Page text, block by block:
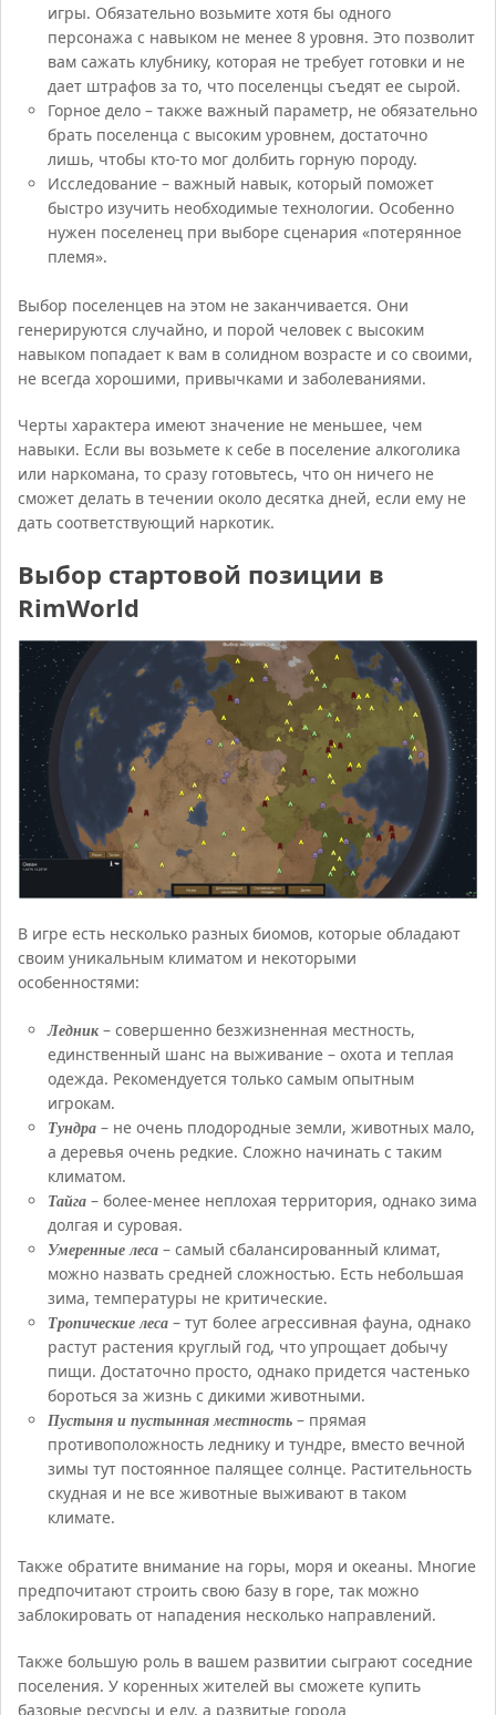
игры. Обязательно возьмите хотя бы одного
персонажа с навыком не менее 8 уровня. Это позволит
вам сажать клубнику, которая не требует готовки и не
дает штрафов за то, что поселенцы съедят ее сырой.
Горное дело – также важный параметр, не обязательно
брать поселенца с высоким уровнем, достаточно
лишь, чтобы кто-то мог долбить горную породу.
Исследование – важный навык, который поможет
быстро изучить необходимые технологии. Особенно
нужен поселенец при выборе сценария «потерянное
племя».
Выбор поселенцев на этом не заканчивается. Они
генерируются случайно, и порой человек с высоким
навыком попадает к вам в солидном возрасте и со своими,
не всегда хорошими, привычками и заболеваниями.
Черты характера имеют значение не меньшее, чем
навыки. Если вы возьмете к себе в поселение алкоголика
или наркомана, то сразу готовьтесь, что он ничего не
сможет делать в течении около десятка дней, если ему не
дать соответствующий наркотик.
Выбор стартовой позиции в
RimWorld
В игре есть несколько разных биомов, которые обладают
своим уникальным климатом и некоторыми
особенностями:
Ледник– совершенно безжизненная местность,
единственный шанс на выживание – охота и теплая
одежда. Рекомендуется только самым опытным
игрокам.
Тундра– не очень плодородные земли, животных мало,
а деревья очень редкие. Сложно начинать с таким
климатом.
Тайга– более-менее неплохая территория, однако зима
долгая и суровая.
Умеренные леса– самый сбалансированный климат,
можно назвать средней сложностью. Есть небольшая
зима, температуры не критические.
Тропические леса– тут более агрессивная фауна, однако
растут растения круглый год, что упрощает добычу
пищи. Достаточно просто, однако придется частенько
бороться за жизнь с дикими животными.
Пустыня и пустынная местность– прямая
противоположность леднику и тундре, вместо вечной
зимы тут постоянное палящее солнце. Растительность
скудная и не все животные выживают в таком
климате.
Также обратите внимание на горы, моря и океаны. Многие
предпочитают строить свою базу в горе, так можно
заблокировать от нападения несколько направлений.
Также большую роль в вашем развитии сыграют соседние
поселения. У коренных жителей вы сможете купить
базовые ресурсы и еду, а развитые города